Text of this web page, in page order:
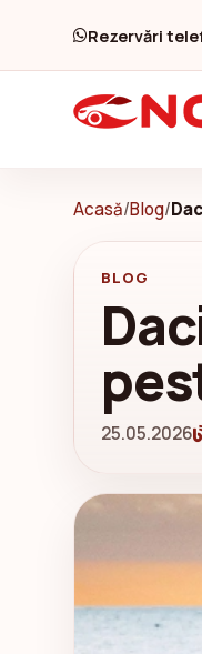
Rezervări
Acasă/Blog/
BLOG
25.05.2026